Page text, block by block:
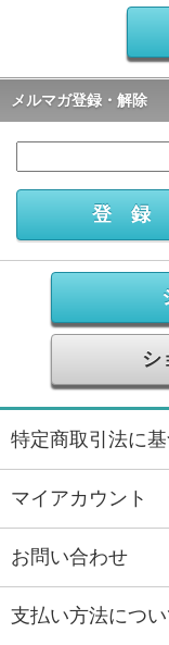
メルマガ登録・解除
シ
特定商取引法に
マイアカウント
お問い合わせ
支払い方法につい